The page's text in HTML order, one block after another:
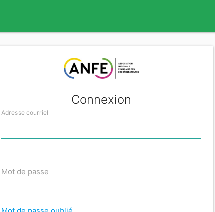
Connexion
Adresse courriel
Mot de passe